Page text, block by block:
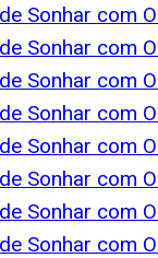
Sonhar com
Sonhar com
Sonhar com
Sonhar com
Sonhar com
Sonhar com
Sonhar com
Sonhar com